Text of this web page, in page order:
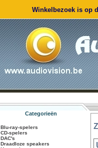
Winkelbezoek is op
Categorieën
Blu-ray-spelers
CD-spelers
DAC's
Draadloze speakers